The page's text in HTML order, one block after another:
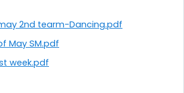
2nd tearm-Dancing.pdf
May SM.pdf
week.pdf